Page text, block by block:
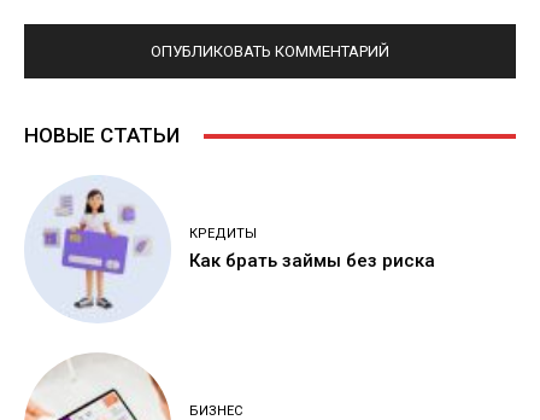
НОВЫЕ СТАТЬИ
КРЕДИТЫ
Как брать займы без риска
БИЗНЕС